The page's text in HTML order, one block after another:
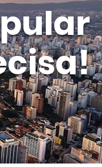
Entrar
Seguir